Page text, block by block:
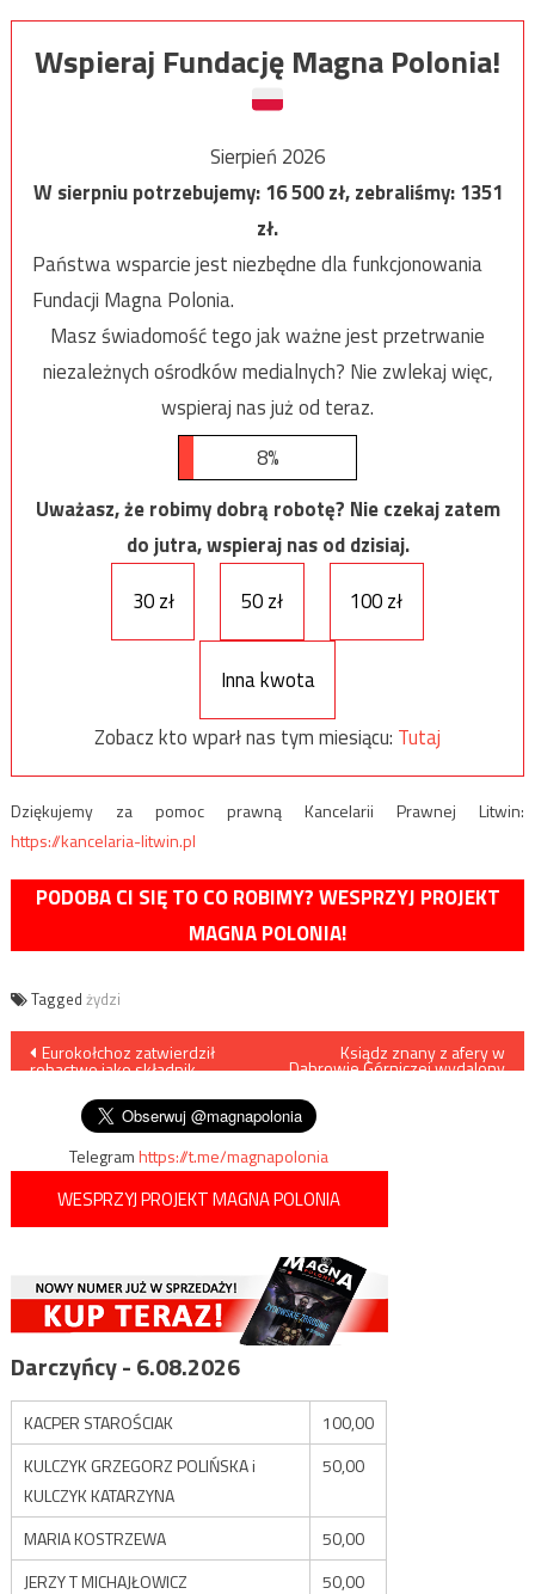
Wspieraj Fundację Magna Polonia!
Sierpień 2026
W sierpniu potrzebujemy:16 500zł, zebraliśmy:1351
zł.
Państwa wsparcie jest niezbędne dla funkcjonowania
Fundacji Magna Polonia.
Masz świadomość tego jak ważne jest przetrwanie
niezależnych ośrodków medialnych? Nie zwlekaj więc,
wspieraj nas już od teraz.
8%
Uważasz, że robimy dobrą robotę? Nie czekaj zatem
do jutra, wspieraj nas od dzisiaj.
30 zł
50 zł 100 zł
Inna kwota
Zobacz kto wparł nas tym miesiącu: Tutaj
Dziękujemy za pomoc prawną Kancelarii Prawnej Litwin:
https://kancelaria-litwin.pl
PODOBA CI SIĘ TO CO ROBIMY? WESPRZYJ PROJEKT
MAGNA POLONIA!
Tagged żydzi
Nawigacja
wpisu
Eurokołchoz zatwierdził
robactwo jako składnik
Ksiądz znany z afery w
Dąbrowie Górniczej wydalony
Telegramhttps://t.me/magnapolonia
WESPRZYJ PROJEKT MAGNA POLONIA
Darczyńcy - 6.08.2026
KACPER STAROŚCIAK
100,00
KULCZYK GRZEGORZ POLIŃSKA i
KULCZYK KATARZYNA
50,00
MARIA KOSTRZEWA
50,00
JERZY T MICHAJŁOWICZ
50,00